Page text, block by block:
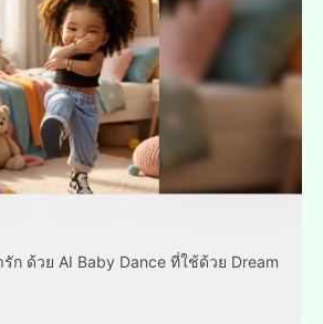
ก ด้วย AI Baby Dance ที่ใช้ด้วย Dream